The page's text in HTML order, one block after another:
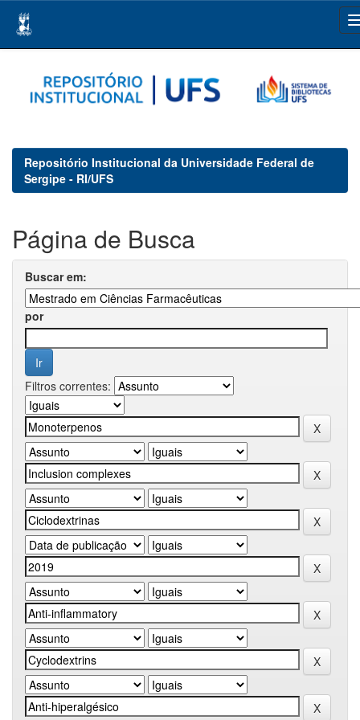
navigation
Repositório Institucional da Universidade Federal de
Sergipe - RI/UFS
Página de Busca
Buscar em:
por
Filtros correntes: